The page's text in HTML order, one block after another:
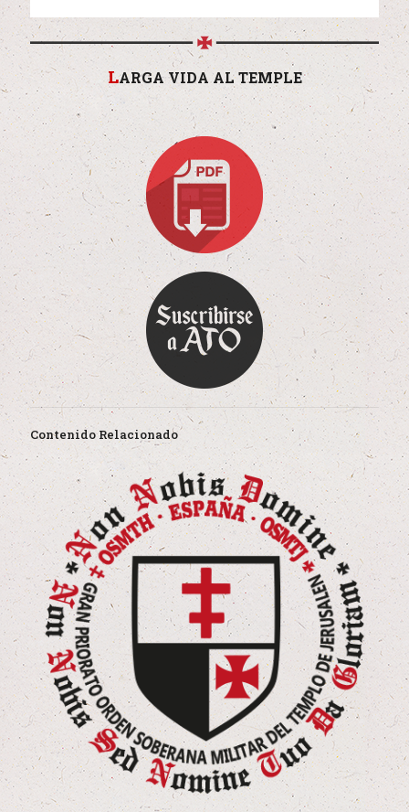
LARGA VIDA AL TEMPLE
Contenido Relacionado